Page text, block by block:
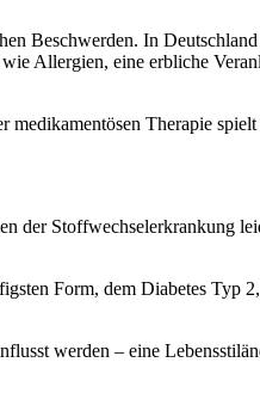
Beschwerden. In
Allergien, eine erbliche
medikamentösen Therapie
der Stoffwechselerkrankung
Form, dem Diabetes Typ
werden – eine